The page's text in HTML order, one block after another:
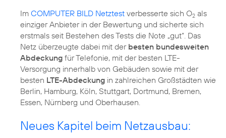
Im COMPUTER BILD Netztest verbesserte sich O2 als
einziger Anbieter in der Bewertung und sicherte sich
erstmals seit Bestehen des Tests die Note „gut“. Das
Netz überzeugte dabei mit der besten bundesweiten
Abdeckung für Telefonie, mit der besten LTE-
Versorgung innerhalb von Gebäuden sowie mit der
besten LTE-Abdeckung in zahlreichen Großstädten wie
Berlin, Hamburg, Köln, Stuttgart, Dortmund, Bremen,
Essen, Nürnberg und Oberhausen.
Neues Kapitel beim Netzausbau: